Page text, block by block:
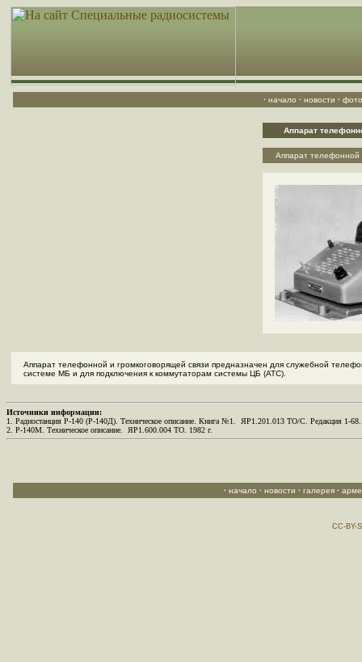
· начало · новости ·
Аппарат
Аппарат телефонной
Аппарат телефонной и громкоговорящей связи предназначен для служебной
системе МБ и для подключения к коммутаторам системы ЦБ (АТС).
Источники информации:
1. Радиостанция Р-140 (Р-140Д). Техническое описание. Книга №1. ЯР1.201.013 ТО/С. Редакция 1-
2. Р-140М. Техническое описание. ЯР1.600.004 ТО. 1982 г.
· начало · новости · галерея ·
CC-BY-